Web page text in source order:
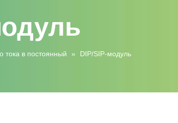
тока в постоянный » DIP/SIP-модуль